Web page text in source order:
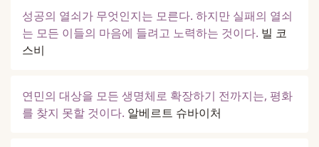
성공의 열쇠가 무엇인지는 모른다. 하지만 실패의 열쇠
는 모든 이들의 마음에 들려고 노력하는 것이다. 빌 코
스비
연민의 대상을 모든 생명체로 확장하기 전까지는, 평화
를 찾지 못할 것이다. 알베르트 슈바이처